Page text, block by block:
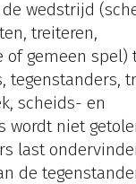
wedstrijd
treiteren,
gemeen spel)
tegenstanders,
scheids- en
wordt niet
last
de